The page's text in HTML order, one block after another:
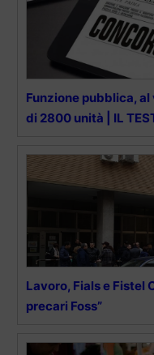
Funzione pubblica,
di 2800 unità | IL
Lavoro, Fials e Fistel
precari Foss”